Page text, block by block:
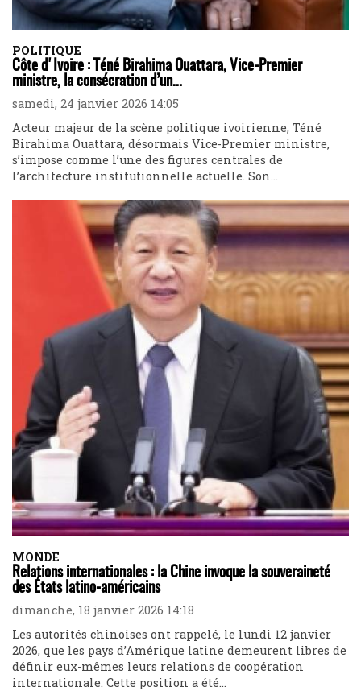
POLITIQUE
Côte d'Ivoire : Téné Birahima Ouattara, Vice-Premier
ministre, la consécration d’un...
samedi, 24 janvier 2026 14:05
Acteur majeur de la scène politique ivoirienne, Téné
Birahima Ouattara, désormais Vice-Premier ministre,
s’impose comme l’une des figures centrales de
l’architecture institutionnelle actuelle. Son...
MONDE
Relations internationales : la Chine invoque la souveraineté
des États latino-américains
dimanche, 18 janvier 2026 14:18
Les autorités chinoises ont rappelé, le lundi 12 janvier
2026, que les pays d’Amérique latine demeurent libres de
définir eux-mêmes leurs relations de coopération
internationale. Cette position a été...